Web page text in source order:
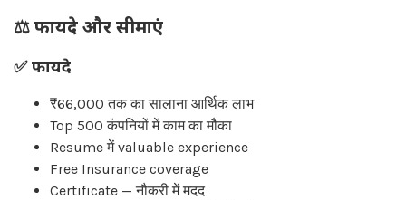
⚖️फायदे और सीमाएं
✅ फायदे
₹66,000 तक का सालाना आर्थिक लाभ
Top 500 कंपनियों में काम का मौका
Resume में valuable experience
Free Insurance coverage
Certificate — नौकरी में मदद